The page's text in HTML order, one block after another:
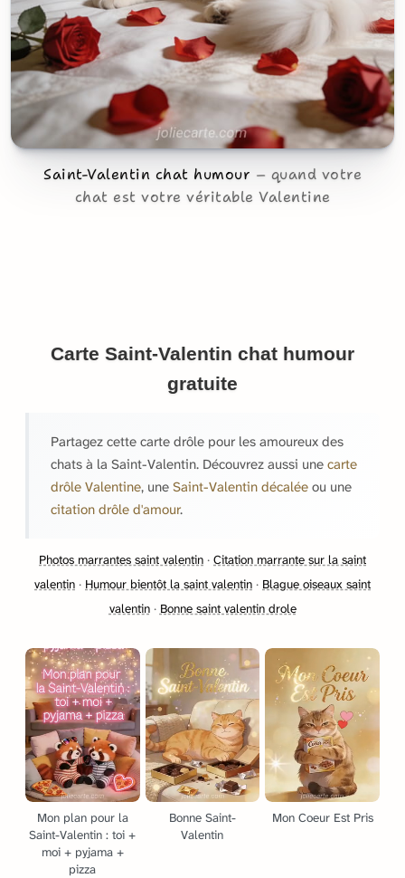
Saint-Valentin chat humour
quand votre
chat est votre véritable Valentine
Carte Saint-Valentin chat humour
gratuite
Partagez cette carte drôle pour les amoureux des
chats à la Saint-Valentin. Découvrez aussi une carte
drôle Valentine, une Saint-Valentin décalée ou une
citation drôle d'amour.
Photos marrantes saint valentin · Citation marrante sur la saint
valentin · Humour bientôt la saint valentin · Blague oiseaux saint
valentin· Bonne saint valentin drole
Mon plan pour la
Saint-Valentin : toi +
moi + pyjama +
pizza
Bonne Saint-
Valentin
Mon Coeur Est Pris